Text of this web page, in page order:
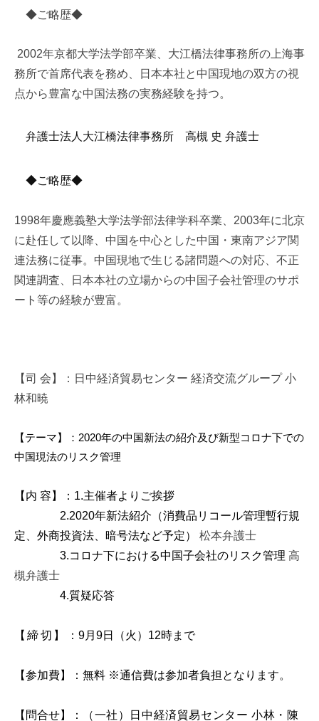
◆ご略歴◆
2002年京都大学法学部卒業、大江橋法律事務所の上海事
務所で首席代表を務め、日本本社と中国現地の双方の視
点から豊富な中国法務の実務経験を持つ。
弁護士法人大江橋法律事務所 高槻 史 弁護士
◆ご略歴◆
1998年慶應義塾大学法学部法律学科卒業、2003年に北京
に赴任して以降、中国を中心とした中国 ・ 東南アジア関
連法務に従事。中国現地で生じる諸問題への対応、不正
関連調査、日本本社の立場からの中国子会社管理のサポ
ート等の経験が豊富。
【司 会】：日中経済貿易センター 経済交流グループ 小
林和暁
【テーマ】：2020年の中国新法の紹介及び新型コロナ下での
中国現法のリスク管理
【内 容】
：1.主催者よりご挨拶
2.2020年新法紹介（消費品リコール管理暫行規
定、外商投資法、暗号法など予定） 松本弁護士
3.コロナ下における中国子会社のリスク管理 高
槻弁護士
4.質疑応答
【締切】 ：9月9日（火）12時まで
【参加費】 ：無料 ※通信費は参加者負担となります。
【問合せ】 ： （一社）日中経済貿易センター 小林・陳